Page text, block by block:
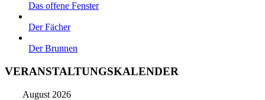
Das offene Fenster
Der Fächer
Der Brunnen
VERANSTALTUNGSKALENDER
August 2026